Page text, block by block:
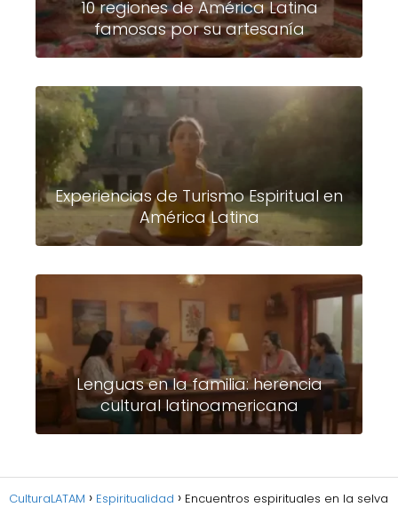
10 regiones de América Latina
famosas por su artesanía
Experiencias de Turismo Espiritual en
América Latina
Lenguas en la familia: herencia
cultural latinoamericana
CulturaLATAM Espiritualidad
Encuentros espirituales en la selva